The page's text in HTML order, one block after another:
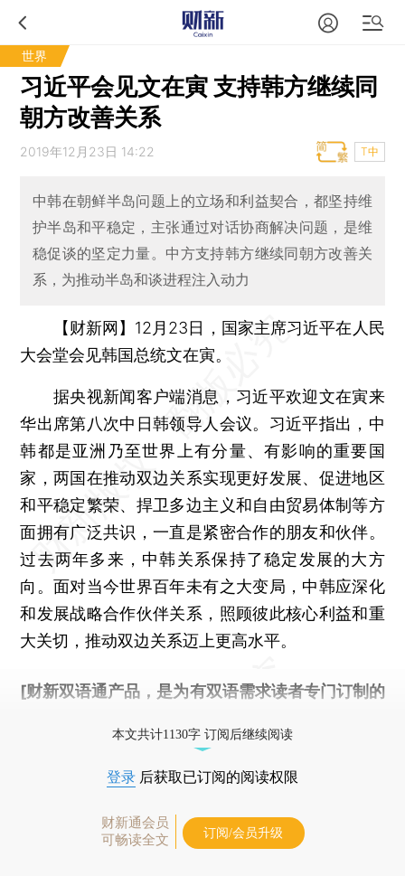
世界
习近平会见文在寅 支持韩方继续同
朝方改善关系
2019年12月23日 14:22 T中
中韩在朝鲜半岛问题上的立场和利益契合，都坚持维
护半岛和平稳定，主张通过对话协商解决问题，是维
稳促谈的坚定力量。中方支持韩方继续同朝方改善关
系，为推动半岛和谈进程注入动力
【财新网】 12月23日，国家主席习近平在人民
大会堂会见韩国总统文在寅。
据央视新闻客户端消息，习近平欢迎文在寅来
华出席第八次中日韩领导人会议。习近平指出，中
韩都是亚洲乃至世界上有分量、有影响的重要国
家，两国在推动双边关系实现更好发展、促进地区
和平稳定繁荣、捍卫多边主义和自由贸易体制等方
面拥有广泛共识，一直是紧密合作的朋友和伙伴。
过去两年多来，中韩关系保持了稳定发展的大方
向。面对当今世界百年未有之大变局，中韩应深化
和发展战略合作伙伴关系，照顾彼此核心利益和重
大关切，推动双边关系迈上更高水平。
[财新双语通产品，是为有双语需求读者专门订制的
本文共计1130字 订阅后继续阅读
登录 后获取已订阅的阅读权限
财新通会员
可畅读全文
订阅/会员升级